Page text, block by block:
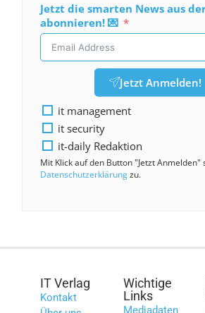
Jetzt die smarten News aus
abonnieren! 💌
Jetzt Anmelden!
it management
it security
it-daily Redaktion
Mit Klick auf den Button "Jetzt Anmelden"
Datenschutzerklärungzu.
IT Verlag
Kontakt
Wichtige
Links
Mediadaten